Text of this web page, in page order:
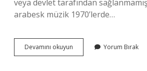
veya devlet tarafından
arabesk müzik 1970’lerde…
Devamını okuyun Yabancılarda
Arabesk
Yorum Bırak